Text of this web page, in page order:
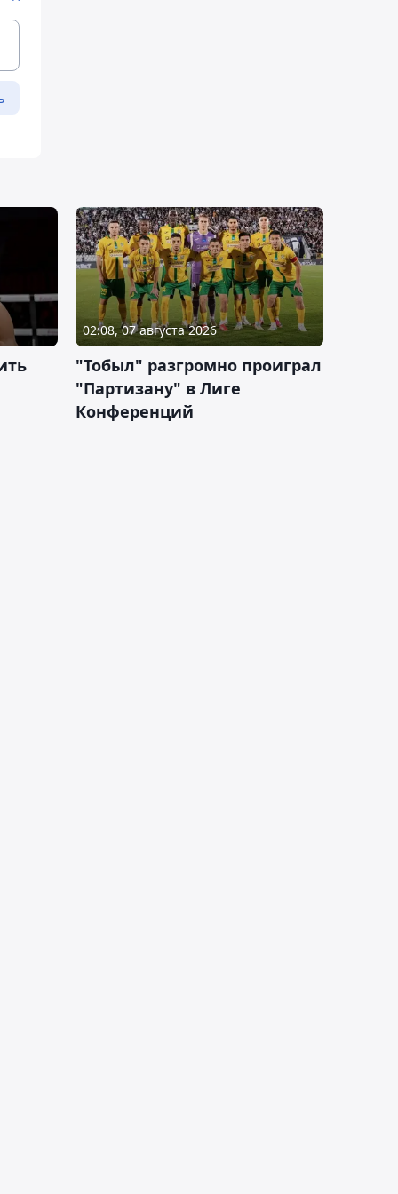
02:08, 07 августа 2026
"Тобыл" разгромно проиграл
"Партизану" в Лиге
Конференций